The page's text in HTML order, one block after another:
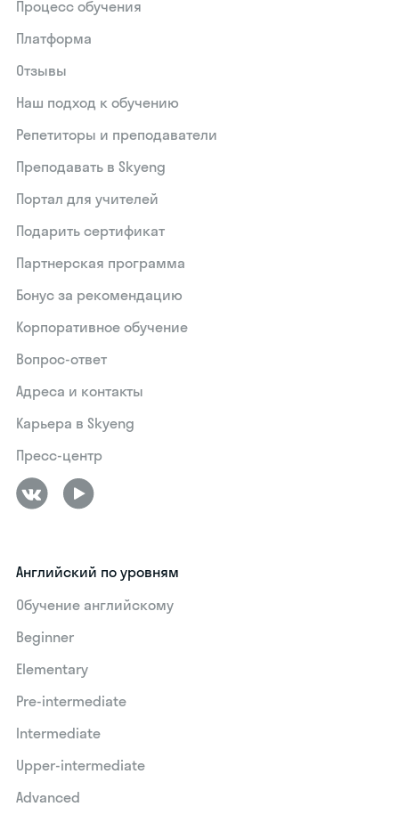
Процесс обучения
Платформа
Отзывы
Наш подход к обучению
Репетиторы и преподаватели
Преподавать в Skyeng
Портал для учителей
Подарить сертификат
Партнерская программа
Бонус за рекомендацию
Корпоративное обучение
Вопрос-ответ
Адреса и контакты
Карьера в Skyeng
Пресс-центр
Английский по уровням
Обучение английскому
Beginner
Elementary
Pre-intermediate
Intermediate
Upper-intermediate
Advanced